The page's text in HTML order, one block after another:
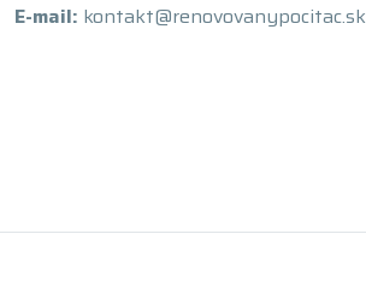
E-mail: kontakt@renovovanypocitac.sk